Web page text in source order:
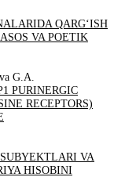
QARG‘ISH
VA POETIK
G.A.
PURINERGIC
RECEPTORS)
VA
HISOBINI